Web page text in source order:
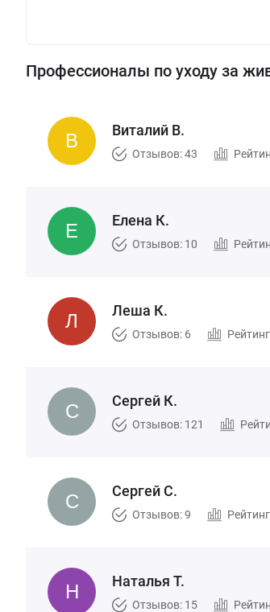
Профессионалы по уходу за
Виталий В.
Отзывов: 43
Елена К.
Отзывов: 10
Леша К.
Отзывов: 6
Сергей К.
Отзывов: 121
Сергей С.
Отзывов: 9
Наталья Т.
Отзывов: 15